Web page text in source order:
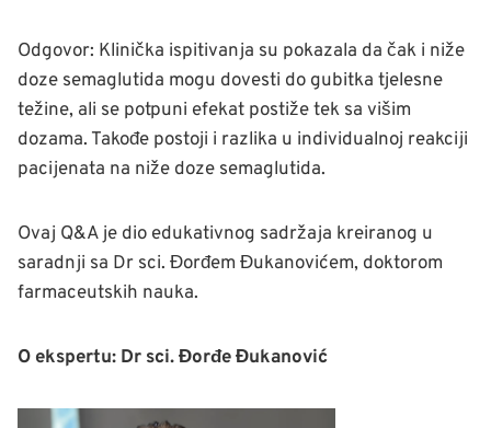
Odgovor: Klinička ispitivanja su pokazala da čak i niže
doze semaglutida mogu dovesti do gubitka tjelesne
težine, ali se potpuni efekat postiže tek sa višim
dozama. Takođe postoji i razlika u individualnoj reakciji
pacijenata na niže doze semaglutida.
Ovaj Q&A je dio edukativnog sadržaja kreiranog u
saradnji sa Dr sci. Đorđem Đukanovićem, doktorom
farmaceutskih nauka.
O ekspertu: Dr sci. Đorđe Đukanović